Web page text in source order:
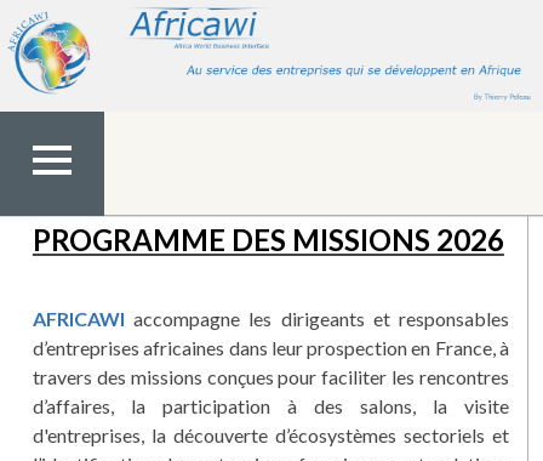
contenu
MENU
TOP
PROGRAMME DES MISSIONS 2026
AFRICAWI accompagne les dirigeants et responsables
d’entreprises africaines dans leur prospection en France, à
travers des missions conçues pour faciliter les rencontres
d’affaires, la participation à des salons, la visite
d'entreprises, la découverte d’écosystèmes sectoriels et